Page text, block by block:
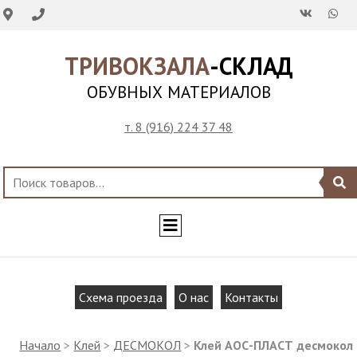
ТРИВОКЗАЛА-СКЛАД
ОБУВНЫХ МАТЕРИАЛОВ
т. 8 (916) 224 37 48
Схема проезда О нас Контакты
Начало > Клей > ДЕСМОКОЛ > Клей АОС-ПЛАСТ десмокол